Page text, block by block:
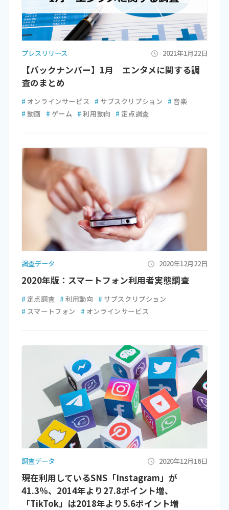
プレスリリース 2021年1月22日
【バックナンバー】1月 エンタメに関する調
査のまとめ
# オンラインサービス # サブスクリプション # 音楽
# 動画 # ゲーム # 利用動向 # 定点調査
調査データ 2020年12月22日
2020年版：スマートフォン利用者実態調査
# 定点調査 # 利用動向 # サブスクリプション
# スマートフォン # オンラインサービス
調査データ 2020年12月16日
現在利用しているSNS「Instagram」が
41.3％、2014年より27.8ポイント増、
「TikTok」は2018年より5.6ポイント増